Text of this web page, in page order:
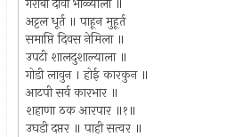
अट्टल धूर्त ॥ पाहून मुहूर्त
समाप्ति दिवस नेमिला ॥
उपटी शालदुशाल्याला ॥
गोडी लावुन । होई कारकुन ॥
आटपी सर्व कारभार ॥
शहाणा ठक आरपार ॥१॥
उघडी दप्तर ॥ पाही सत्वर ॥